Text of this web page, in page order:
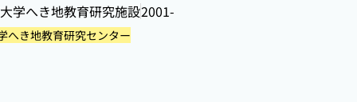
学へき地教育研究施設2001-
へき地教育研究センター